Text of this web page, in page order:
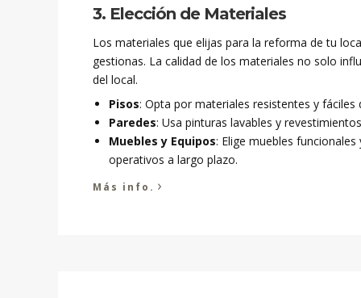
3. Elección de Materiales
Los materiales que elijas para la reforma de tu
gestionas. La calidad de los materiales no solo
del local.
Pisos: Opta por materiales resistentes y
Paredes: Usa pinturas lavables y
Muebles y Equipos: Elige muebles
operativos a largo plazo.
Más info. ›